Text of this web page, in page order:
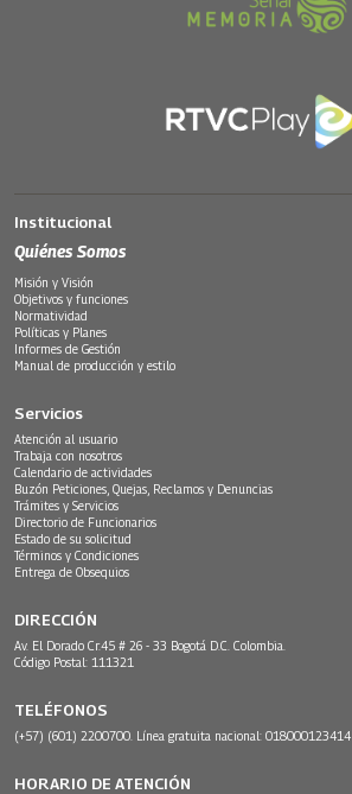
Institucional
Quiénes Somos
Misión y Visión
Objetivos y funciones
Normatividad
Políticas y Planes
Informes de Gestión
Manual de producción y estilo
Servicios
Atención al usuario
Trabaja con nosotros
Calendario de actividades
Buzón Peticiones, Quejas, Reclamos y Denuncias
Trámites y Servicios
Directorio de Funcionarios
Estado de su solicitud
Términos y Condiciones
Entrega de Obsequios
DIRECCIÓN
Av. El Dorado Cr.45 # 26 - 33 Bogotá D.C. Colombia.
Código Postal: 111321
TELÉFONOS
(+57) (601) 2200700. Línea gratuita nacional: 018000123414
HORARIO DE ATENCIÓN